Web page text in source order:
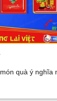
quà ý nghĩa